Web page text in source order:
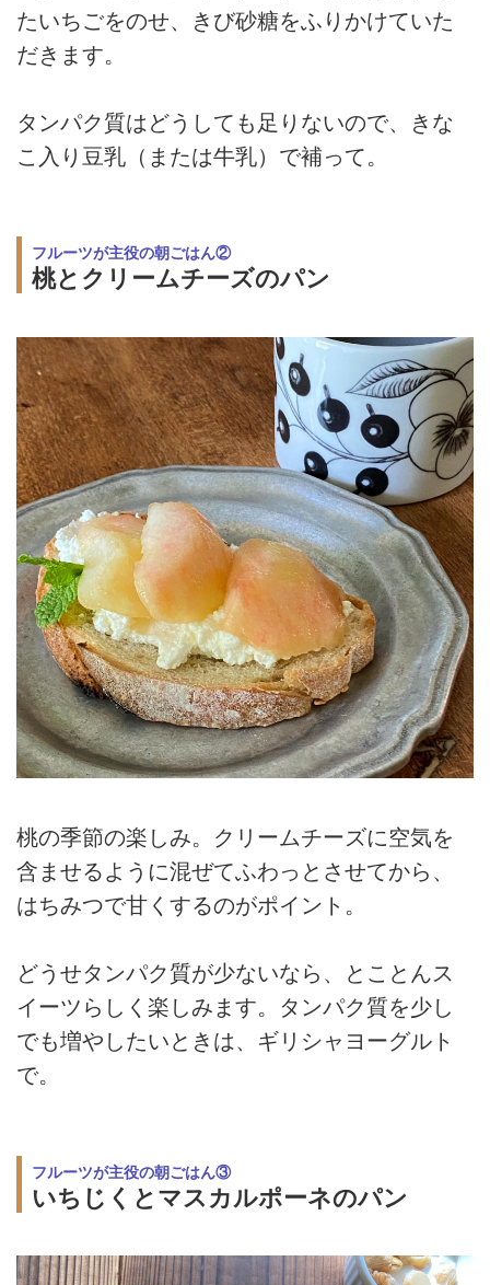
たいちごをのせ、きび砂糖をふりかけていた
だきます。
タンパク質はどうしても足りないので、きな
こ入り豆乳（または牛乳）で補って。
フルーツが主役の朝ごはん②
桃とクリームチーズのパン
桃の季節の楽しみ。クリームチーズに空気を
含ませるように混ぜてふわっとさせてから、
はちみつで甘くするのがポイント。
どうせタンパク質が少ないなら、とことんス
イーツらしく楽しみます。タンパク質を少し
でも増やしたいときは、ギリシャヨーグルト
で。
フルーツが主役の朝ごはん③
いちじくとマスカルポーネのパン